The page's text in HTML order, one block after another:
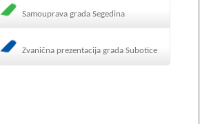
Samouprava grada Segedina
Zvanična prezentacija grada Subotice